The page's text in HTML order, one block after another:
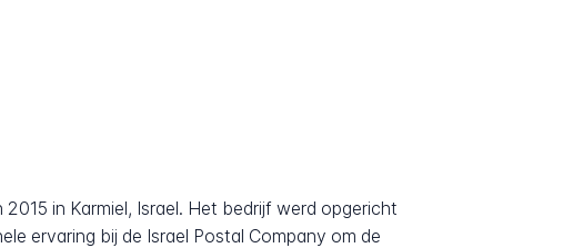
in Karmiel, Israel. Het bedrijf werd opgericht
ervaring bij de Israel Postal Company om de